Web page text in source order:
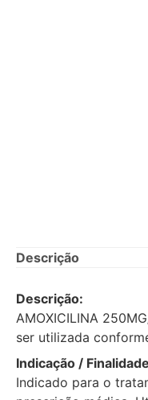
Descrição
Descrição:
AMOXICILINA
ser utilizada
Indicação /
Indicado para o